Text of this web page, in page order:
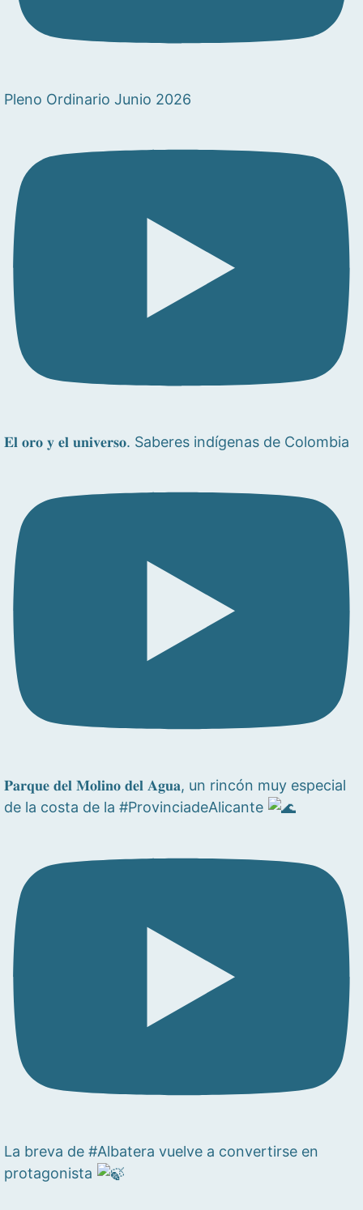
Pleno Ordinario Junio 2026
𝐄𝐥 𝐨𝐫𝐨 𝐲 𝐞𝐥 𝐮𝐧𝐢𝐯𝐞𝐫𝐬𝐨. Saberes indígenas de Colombia
𝐏𝐚𝐫𝐪𝐮𝐞 𝐝𝐞𝐥 𝐌𝐨𝐥𝐢𝐧𝐨 𝐝𝐞𝐥 𝐀𝐠𝐮𝐚, un rincón muy especial
de la costa de la #ProvinciadeAlicante
La breva de #Albatera vuelve a convertirse en
protagonista